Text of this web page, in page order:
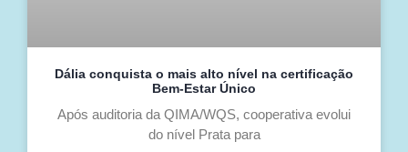
Dália conquista o mais alto nível na certificação
Bem-Estar Único
Após auditoria da QIMA/WQS, cooperativa evolui
do nível Prata para